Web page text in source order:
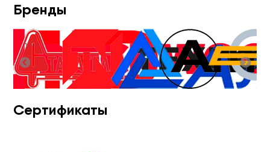
Бренды
Сертификаты